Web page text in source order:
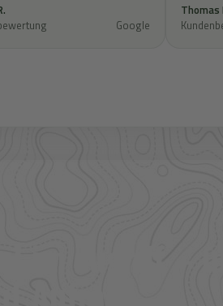
Google
Thomas